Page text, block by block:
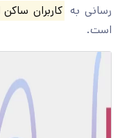
رسانی به کاربران ساکن
است.